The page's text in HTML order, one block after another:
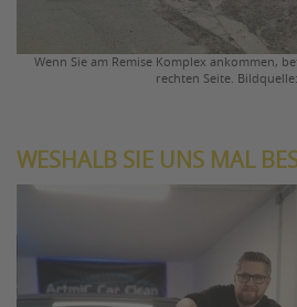
Wenn Sie am Remise Komplex ankommen,
rechten Seite.
WESHALB SIE UNS MAL